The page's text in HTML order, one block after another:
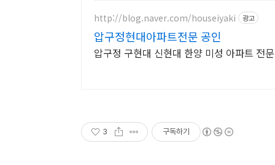
http://blog.naver.com/houseiyaki 광고
압구정현대아파트전문 공인
압구정 구현대 신현대 한양 미성 아파트 전
3 구독하기